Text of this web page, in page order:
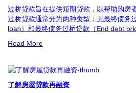
过桥贷款旨在提供短期贷款，以帮助购房
过桥贷款通常分为两种类型：无最终债务
loan）和最终债务过桥贷款（End debt
Read More
了解房屋贷款再融资